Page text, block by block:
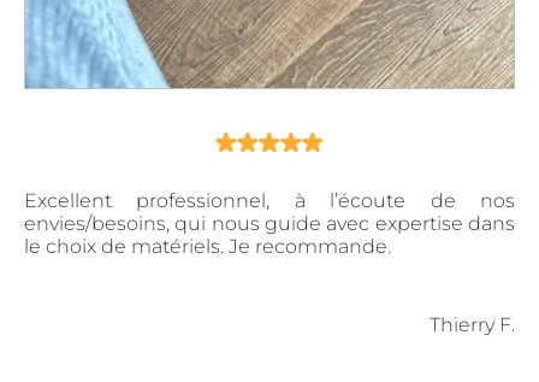
Excellent professionnel, à l’écoute de nos
envies/besoins, qui nous guide avec expertise dans
le choix de matériels. Je recommande.
Thierry F.